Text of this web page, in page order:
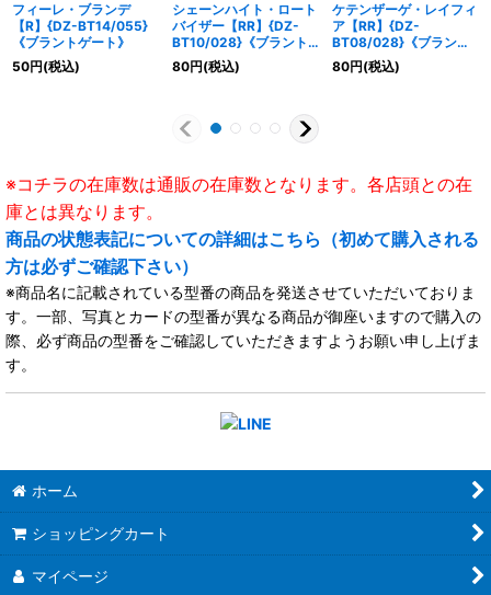
フィーレ・ブランデ
【R】{DZ-BT14/055}
《ブラントゲート》
50円(税込)
シェーンハイト・ロート
バイザー【RR】{DZ-
BT10/028}《ブラント
ゲート》
80円(税込)
ケテンザーゲ・レイフィ
ア【RR】{DZ-
BT08/028}《ブラント
ゲート》
80円(税込)
※コチラの在庫数は通販の在庫数となります。各店頭との在
庫とは異なります。
商品の状態表記についての詳細はこちら（初めて購入される
方は必ずご確認下さい）
※商品名に記載されている型番の商品を発送させていただいておりま
す。一部、写真とカードの型番が異なる商品が御座いますので購入の
際、必ず商品の型番をご確認していただきますようお願い申し上げま
す。
ホーム
ショッピングカート
マイページ